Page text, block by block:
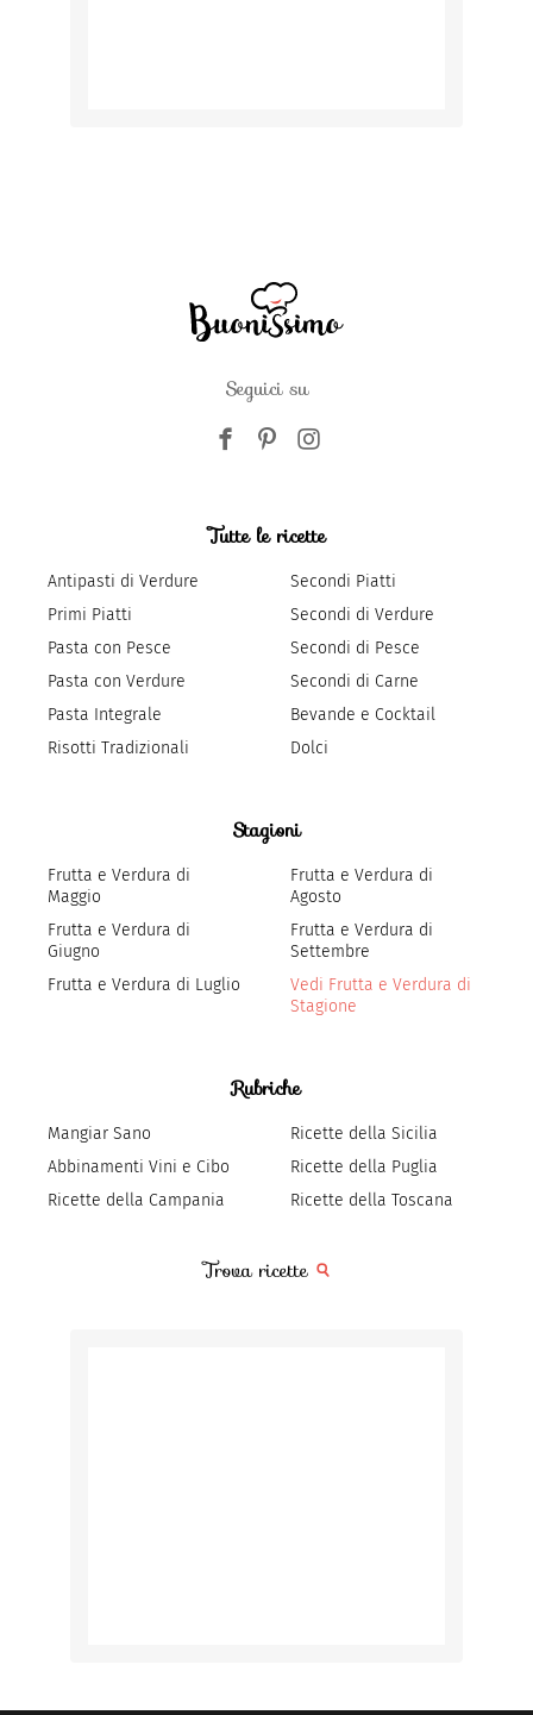
Seguici su
Tutte le ricette
Antipasti di Verdure
Primi Piatti
Pasta con Pesce
Pasta con Verdure
Pasta Integrale
Risotti Tradizionali
Secondi Piatti
Secondi di Verdure
Secondi di Pesce
Secondi di Carne
Bevande e Cocktail
Dolci
Stagioni
Frutta e Verdura di
Maggio
Frutta e Verdura di
Giugno
Frutta e Verdura di Luglio
Frutta e Verdura di
Agosto
Frutta e Verdura di
Settembre
Vedi Frutta e Verdura di
Stagione
Rubriche
Mangiar Sano
Abbinamenti Vini e Cibo
Ricette della Campania
Ricette della Sicilia
Ricette della Puglia
Ricette della Toscana
Trova ricette